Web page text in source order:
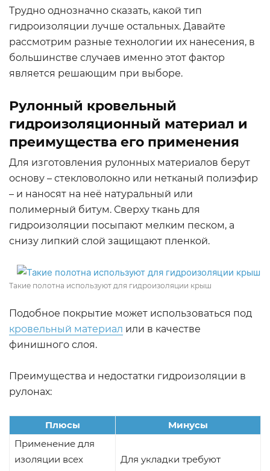
Трудно однозначно сказать, какой тип
гидроизоляции лучше остальных. Давайте
рассмотрим разные технологии их нанесения, в
большинстве случаев именно этот фактор
является решающим при выборе.
Рулонный кровельный
гидроизоляционный материал и
преимущества его применения
Для изготовления рулонных материалов берут
основу – стекловолокно или нетканый полиэфир
– и наносят на неё натуральный или
полимерный битум. Сверху ткань для
гидроизоляции посыпают мелким песком, а
снизу липкий слой защищают пленкой.
Такие полотна используют для гидроизоляции крыш
Подобное покрытие может использоваться под
кровельный материал или в качестве
финишного слоя.
Преимущества и недостатки гидроизоляции в
рулонах:
Плюсы
Минусы
Применение для
изоляции всех
Для укладки требуют